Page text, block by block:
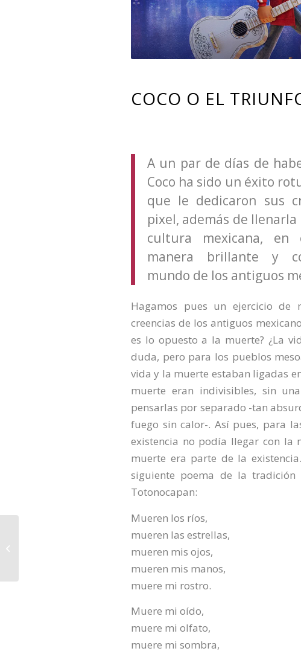
COCO O EL
A un par de días de
Coco ha sido un éxito
que le dedicaron sus
pixel, además de
cultura mexicana,
manera brillante y
mundo de los antiguos
Hagamos pues un ejercicio de
creencias de los antiguos
es lo opuesto a la muerte? ¿La
duda, pero para los pueblos
vida y la muerte estaban ligadas
muerte eran indivisibles, sin
pensarlas por separado -tan
fuego sin calor-. Así pues, para
existencia no podía llegar con la
muerte era parte de la
siguiente poema de la
Totonocapan:
Mueren los ríos,
mueren las estrellas,
mueren mis ojos,
mueren mis manos,
muere mi rostro.
Muere mi oído,
muere mi olfato,
muere mi sombra,